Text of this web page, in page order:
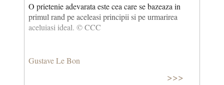
O prietenie adevarata este cea care se bazeaza in
primul rand pe aceleasi principii si pe urmarirea
aceluiasi ideal. © CCC
Gustave Le Bon
>>>